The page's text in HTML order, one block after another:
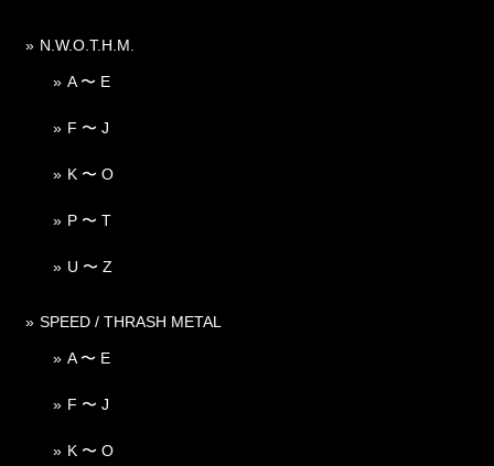
N.W.O.T.H.M.
A 〜 E
F 〜 J
K 〜 O
P 〜 T
U 〜 Z
SPEED / THRASH METAL
A 〜 E
F 〜 J
K 〜 O